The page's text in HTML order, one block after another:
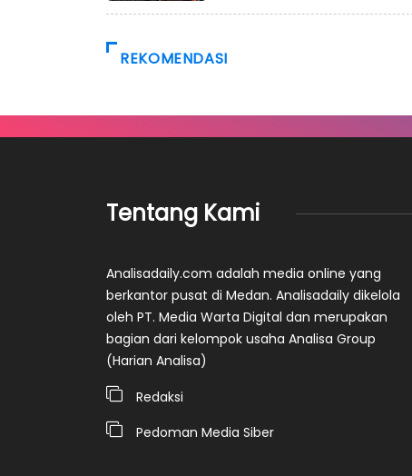
REKOMENDASI
Tentang Kami
Analisadaily.com adalah media online yang
berkantor pusat di Medan. Analisadaily dikelola
oleh PT. Media Warta Digital dan merupakan
bagian dari kelompok usaha Analisa Group
(Harian Analisa)
Redaksi
Pedoman Media Siber